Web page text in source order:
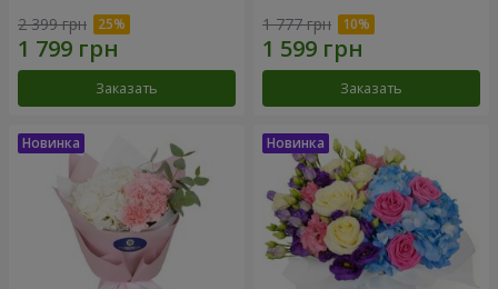
2 399 грн
Заказать
1 777 грн
Заказать